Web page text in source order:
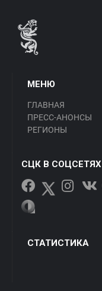
МЕНЮ
ГЛАВНАЯ
ПРЕСС-АНОНСЫ
РЕГИОНЫ
СЦК В СОЦСЕТЯХ
СТАТИСТИКА